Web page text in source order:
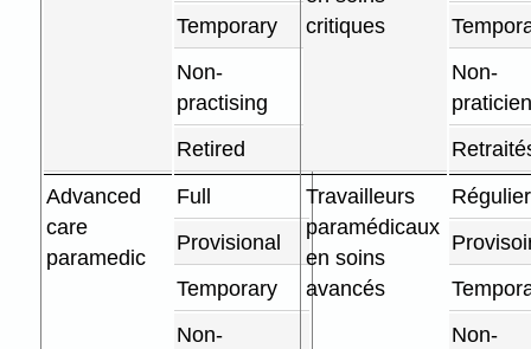
Temporary
Non-
practising
Retired
Advanced
care
paramedic
Full
Provisional
Temporary
Non-
critiques
Non-
Travailleurs
paramédicaux
en soins
avancés
Non-